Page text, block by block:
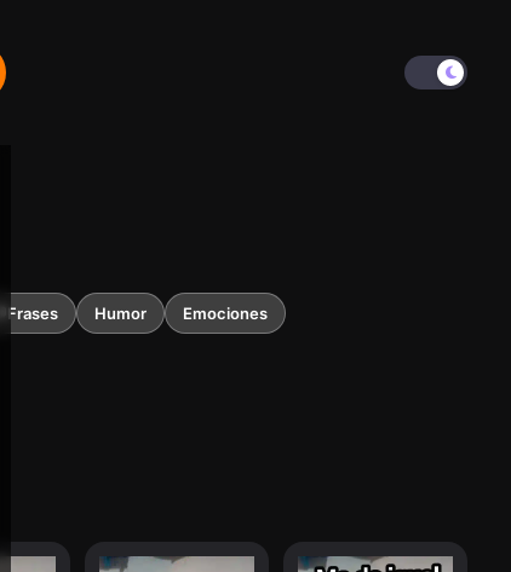
💬Frases Humor Emociones